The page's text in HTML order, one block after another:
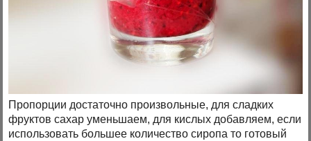
Пропорции достаточно произвольные, для сладких
фруктов сахар уменьшаем, для кислых добавляем, если
использовать большее количество сиропа то готовый